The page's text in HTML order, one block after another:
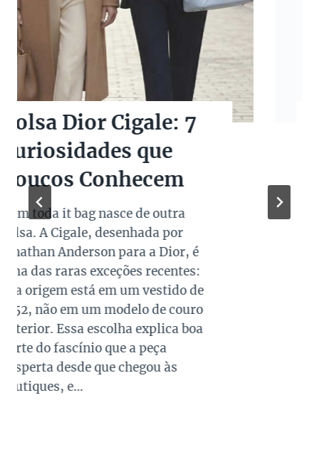
Bolsas Pretas de
Marcas de Luxo na
Super Sale dos Pais
Quando falamos de cores de bolsas,
os modelos em preto são os mais
queridos e tradicionais, estando
presente no guarda roupa de quase
todas as mulheres. Esta é uma cor
versátil, clássica e atemporal e
investir em peças neste tom garante
combinações para quase todo look
que usamos, sejam eles para
ocasiões casuais ou mais…